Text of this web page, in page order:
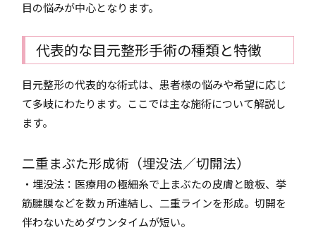
目の悩みが中心となります。
代表的な目元整形手術の種類と特徴
目元整形の代表的な術式は、患者様の悩みや希望に応じ
て多岐にわたります。ここでは主な施術について解説し
ます。
二重まぶた形成術（埋没法／切開法）
・埋没法：医療用の極細糸で上まぶたの皮膚と瞼板、挙
筋腱膜などを数ヵ所連結し、二重ラインを形成。切開を
伴わないためダウンタイムが短い。